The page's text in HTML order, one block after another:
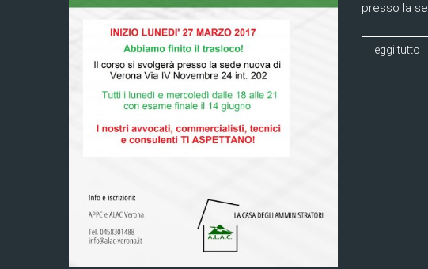
presso la
leggi tutto